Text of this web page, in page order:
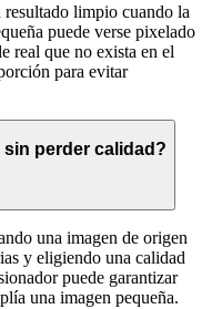
resultado limpio cuando la
puede verse pixelado
real que no exista en el
para evitar
perder calidad?
una imagen de origen
y eligiendo una calidad
puede garantizar
una imagen pequeña.